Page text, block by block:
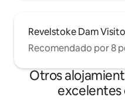
Revelstoke Dam
Recomendado por 8
Otros
excelentes